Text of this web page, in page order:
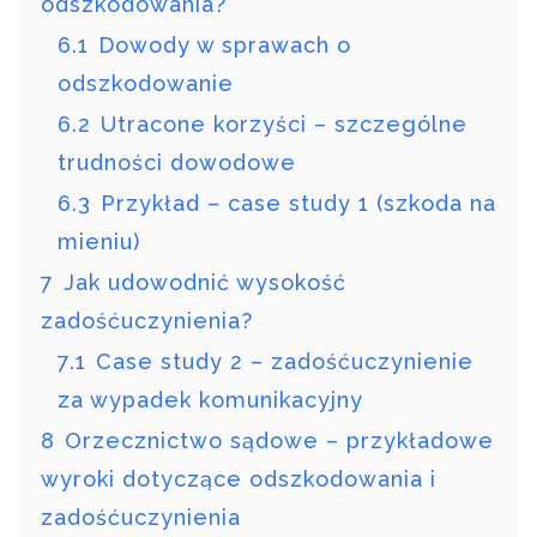
6.1 Dowody w sprawach o
odszkodowanie
6.2 Utracone korzyści – szczególne
trudności dowodowe
6.3 Przykład – case study 1 (szkoda na
mieniu)
7 Jak udowodnić wysokość
zadośćuczynienia?
7.1 Case study 2 – zadośćuczynienie
za wypadek komunikacyjny
8 Orzecznictwo sądowe – przykładowe
wyroki dotyczące odszkodowania i
zadośćuczynienia